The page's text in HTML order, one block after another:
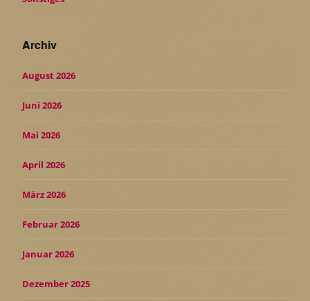
Archiv
August 2026
Juni 2026
Mai 2026
April 2026
März 2026
Februar 2026
Januar 2026
Dezember 2025